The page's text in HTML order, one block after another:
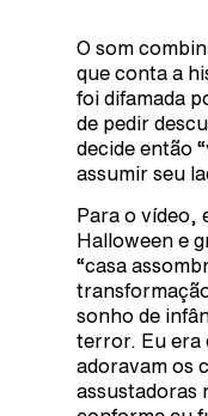
O som
que conta a
foi difamada
de pedir
decide então
assumir seu
Para o vídeo,
Halloween e
“casa
sonho de
terror. Eu era
adoravam os
assustadoras